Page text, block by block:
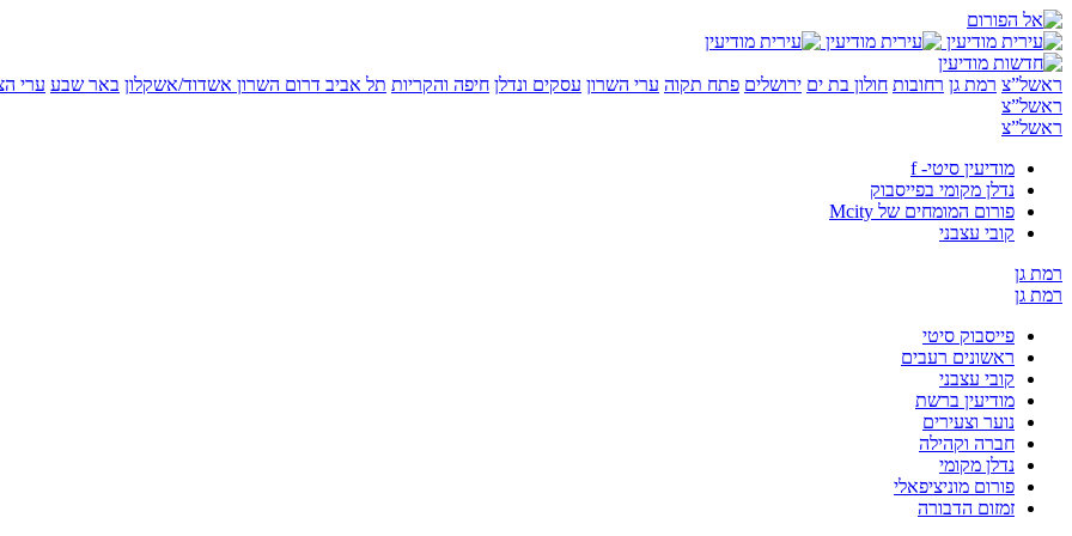
ראשל”צ רמת גן רחובות חולון בת ים ירושלים פתח תקוה ערי השרון עסקים ונדלן חיפה והקריות תל אביב דרום השרון אשדוד/אשקלון באר שבע ערי
ראשל”צ
ראשל”צ
מודיעין סיטי- f
נדלן מקומי בפייסבוק
פורום המומחים של Mcity
קובי עצבני
רמת גן
רמת גן
פייסבוק סיטי
ראשונים רעבים
קובי עצבני
מודיעין ברשת
נוער וצעירים
חברה וקהילה
נדלן מקומי
פורום מוניציפאלי
זמזום הדבורה